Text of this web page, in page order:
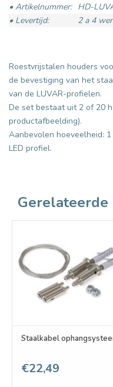
• Artikelnummer: HD-
• Levertijd:
2 a 4
Roestvrijstalen houders
de bevestiging van het
van de LUVAR-profielen.
De set bestaat uit 2 of 20
productafbeelding).
Aanbevolen hoeveelheid:
LED profiel.
Gerelateerde
Staalkabel
€22,49